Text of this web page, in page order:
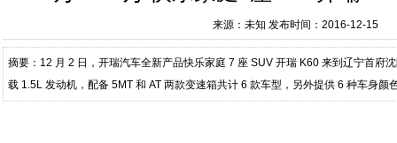
来源：未知 发布时间：2016-12-15
摘要：12 月 2 日，开瑞汽车全新产品快乐家庭 7 座 SUV 开瑞 K60 来到辽宁首府
载 1.5L 发动机，配备 5MT 和 AT 两款变速箱共计 6 款车型，另外提供 6 种车身颜